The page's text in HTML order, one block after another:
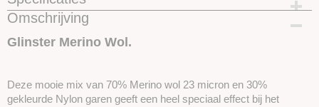
Productcode
Omschrijving
Glinster Merino Wol.
Deze mooie mix van 70% Merino wol 23 micron en 30%
gekleurde Nylon garen geeft een heel speciaal effect bij het